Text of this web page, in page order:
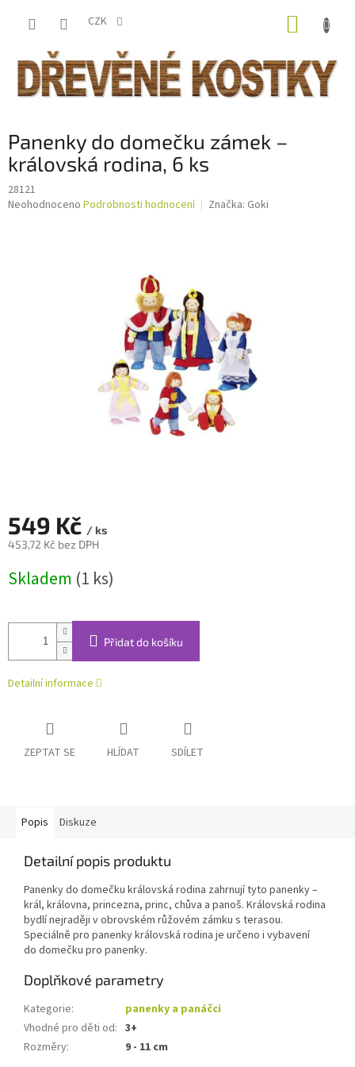
CZK
Panenky do domečku zámek –
královská rodina, 6 ks
28121
Průměrné
Neohodnoceno Podrobnosti hodnocení Značka: Goki
549 Kč / ks
453,72 Kč bez DPH
cena:
Skladem (1 ks)
Přidat do košíku
Detailní informace
ZEPTAT SE HLÍDAT SDÍLET
Popis Diskuze
Detailní popis produktu
Panenky do domečku královská rodina zahrnují tyto panenky –
král, královna, princezna, princ, chůva a panoš. Královská rodina
bydlí nejraději v obrovském růžovém zámku s terasou.
Speciálně pro panenky královská rodina je určeno i vybavení
do domečku pro panenky.
Doplňkové parametry
Kategorie:
panenky a panáčci
Vhodné pro děti od: 3+
Rozměry: 9 - 11 cm